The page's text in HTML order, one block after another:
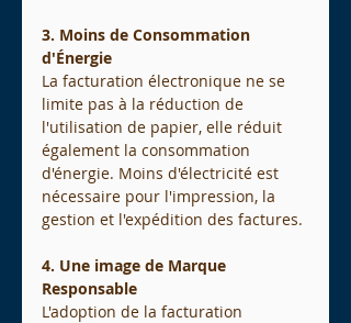
3. Moins de Consommation
d'Énergie
La facturation électronique ne se
limite pas à la réduction de
l'utilisation de papier, elle réduit
également la consommation
d'énergie. Moins d'électricité est
nécessaire pour l'impression, la
gestion et l'expédition des factures.
4. Une image de Marque
Responsable
L'adoption de la facturation